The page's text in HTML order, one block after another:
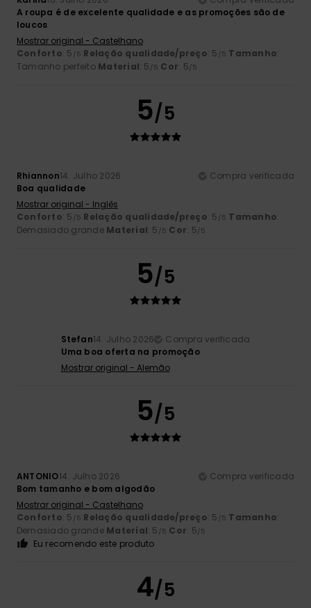
A roupa é de excelente qualidade e as promoções são de
loucos
Mostrar original - Castelhano
Conforto: 5 /5 Relação qualidade/preço: 5 /5 Tamanho:
Tamanho perfeito Material: 5 /5 Cor: 5/5
5/5
Rhiannon14. Julho 2026
Compra verificada
Boa qualidade
Mostrar original - Inglês
Conforto: 5 /5 Relação qualidade/preço: 5 /5 Tamanho:
Demasiado grande Material: 5 /5 Cor: 5/5
5/5
Stefan14. Julho 2026
Compra verificada
Uma boa oferta na promoção
Mostrar original - Alemão
5/5
ANTONIO14. Julho 2026
Compra verificada
Bom tamanho e bom algodão
Mostrar original - Castelhano
Conforto: 5 /5 Relação qualidade/preço: 5 /5 Tamanho:
Demasiado grande Material: 5 /5 Cor: 5/5
Eu recomendo este produto
4/5